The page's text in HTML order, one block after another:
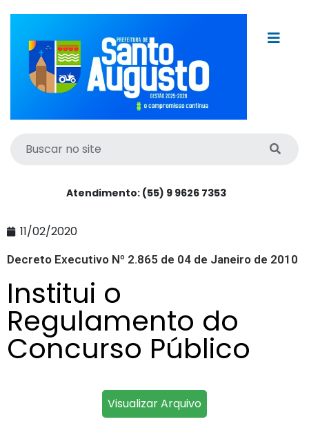
Atendimento: (55) 9 9626 7353
11/02/2020
Decreto Executivo Nº 2.865 de 04 de Janeiro de 2010
Institui o
Regulamento do
Concurso Público
Visualizar Arquivo